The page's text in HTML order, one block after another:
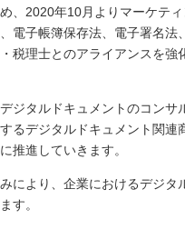
、2020年10月よりマーケテ
電子帳簿保存法、電子署名法
税理士とのアライアンスを
ジタルドキュメントのコン
るデジタルドキュメント関
推進していきます。
により、企業におけるデジ
す。